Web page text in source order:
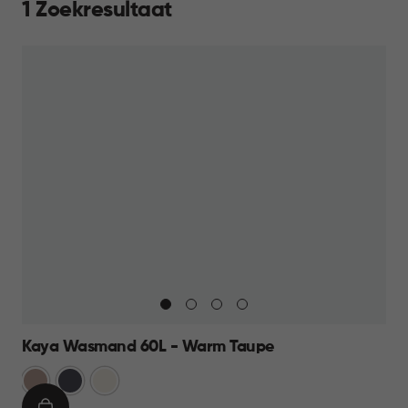
1 Zoekresultaat
Kaya Wasmand 60L - Warm Taupe
Warm
Taupe
Antraciet